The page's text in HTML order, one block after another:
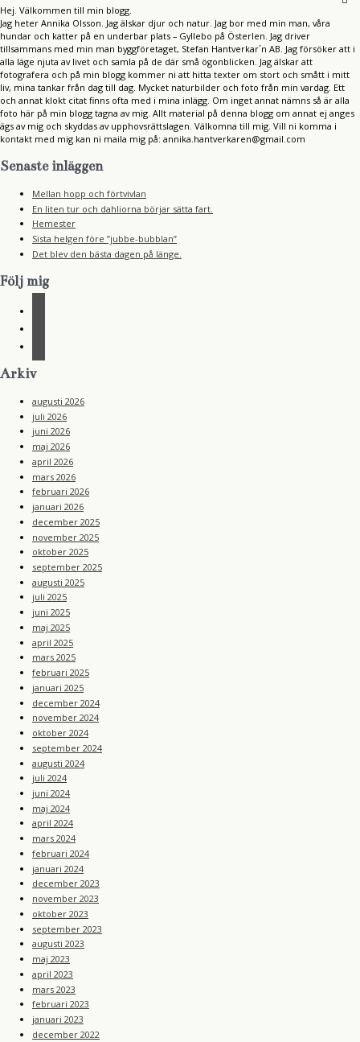
Hej. Välkommen till min blogg.
Jag heter Annika Olsson. Jag älskar djur och natur. Jag bor med min man, våra
hundar och katter på en underbar plats – Gyllebo på Österlen. Jag driver
tillsammans med min man byggföretaget, Stefan Hantverkar´n AB. Jag försöker att i
alla läge njuta av livet och samla på de där små ögonblicken. Jag älskar att
fotografera och på min blogg kommer ni att hitta texter om stort och smått i mitt
liv, mina tankar från dag till dag. Mycket naturbilder och foto från min vardag. Ett
och annat klokt citat finns ofta med i mina inlägg. Om inget annat nämns så är alla
foto här på min blogg tagna av mig. Allt material på denna blogg om annat ej anges
ägs av mig och skyddas av upphovsrättslagen. Välkomna till mig. Vill ni komma i
kontakt med mig kan ni maila mig på: annika.hantverkaren@gmail.com
Senaste inläggen
Mellan hopp och förtvivlan
En liten tur och dahliorna börjar sätta fart.
Hemester
Sista helgen före ”jubbe-bubblan”
Det blev den bästa dagen på länge.
Följ mig
b
o
k
t
a
r
a
m
s
Arkiv
augusti 2026
juli 2026
juni 2026
maj 2026
april 2026
mars 2026
februari 2026
januari 2026
december 2025
november 2025
oktober 2025
september 2025
augusti 2025
juli 2025
juni 2025
maj 2025
april 2025
mars 2025
februari 2025
januari 2025
december 2024
november 2024
oktober 2024
september 2024
augusti 2024
juli 2024
juni 2024
maj 2024
april 2024
mars 2024
februari 2024
januari 2024
december 2023
november 2023
oktober 2023
september 2023
augusti 2023
maj 2023
april 2023
mars 2023
februari 2023
januari 2023
december 2022